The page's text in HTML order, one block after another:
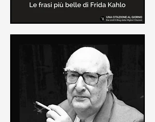
In questa pagina sono raccolte le
frasi più belle di Frida Kahlo
sull'amore e sulla vita.